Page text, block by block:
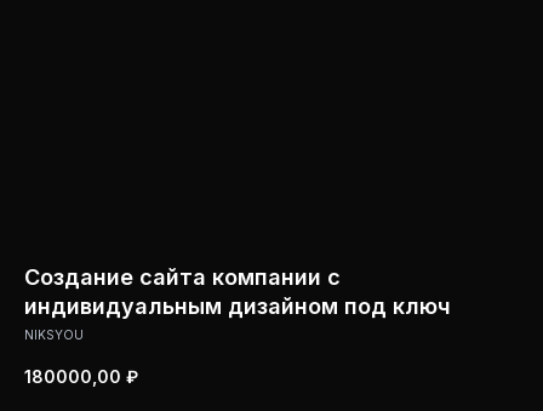
Создание сайта компании с
индивидуальным дизайном под ключ
NIKSYOU
180000,00 ₽